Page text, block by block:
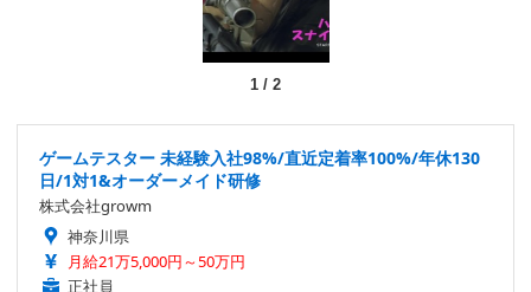
1/ 2
ゲームテスター 未経験入社98%/直近定着率100%/年休130
日/1対1&オーダーメイド研修
株式会社growm
神奈川県
月給21万5,000円～50万円
正社員